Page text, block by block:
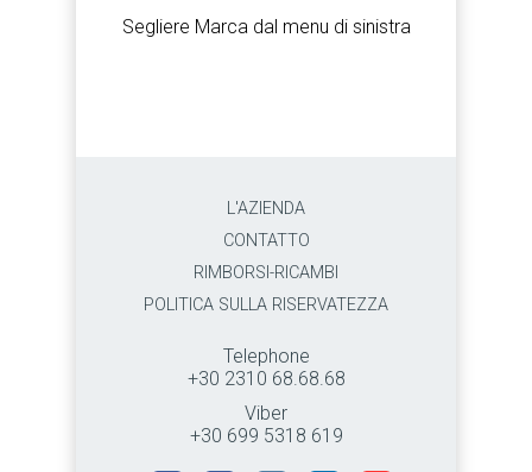
Segliere Marca dal menu di sinistra
L'AZIENDA
CONTATTO
RIMBORSI-RICAMBI
POLITICA SULLA RISERVATEZZA
Telephone
+30 2310 68.68.68
Viber
+30 699 5318 619